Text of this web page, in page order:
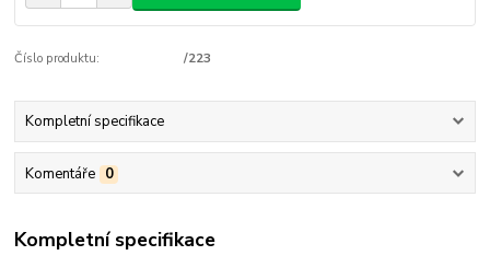
Číslo produktu: /223
Kompletní specifikace
Komentáře 0
Kompletní specifikace